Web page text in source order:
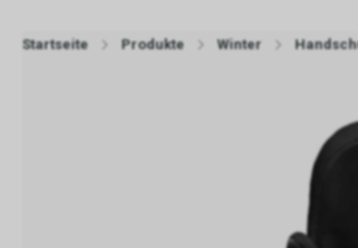
Startseite Produkte Winter